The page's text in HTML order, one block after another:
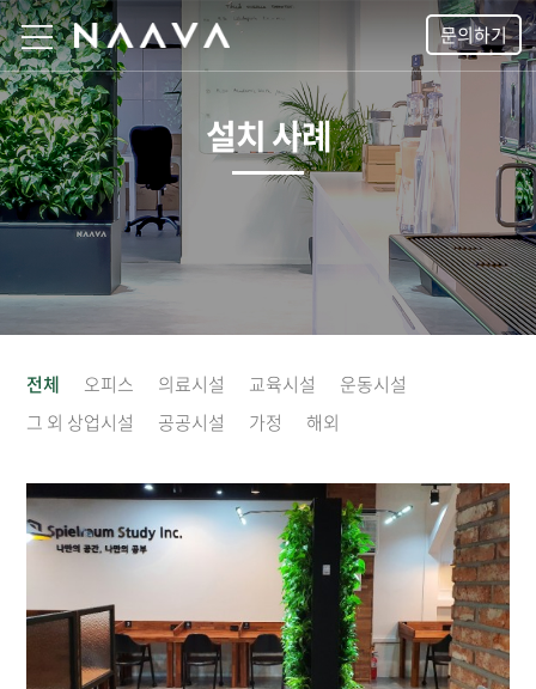
문의하기
설치 사례
전체 오피스 의료시설 교육시설
운동시설
그 외 상업시설
공공시설 가정 해외